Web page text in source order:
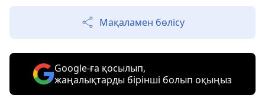
Мақаламен бөлісу
Google-ға қосылып,
жаңалықтарды бірінші болып оқыңыз